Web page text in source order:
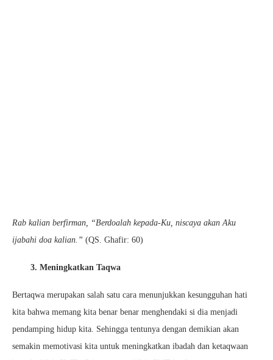
Rab kalian berfirman, “Berdoalah kepada-Ku, niscaya akan Aku
ijabahi doa kalian.” (QS. Ghafir: 60)
3. Meningkatkan Taqwa
Bertaqwa merupakan salah satu cara menunjukkan kesungguhan hati
kita bahwa memang kita benar benar menghendaki si dia menjadi
pendamping hidup kita. Sehingga tentunya dengan demikian akan
semakin memotivasi kita untuk meningkatkan ibadah dan ketaqwaan